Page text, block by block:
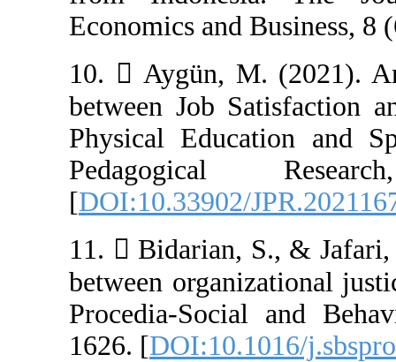
Economics and
10.  Aygün,
between Job
Physical
[DOI:10.33902/
11.  Bidarian,
between
Procedia-
1626. [